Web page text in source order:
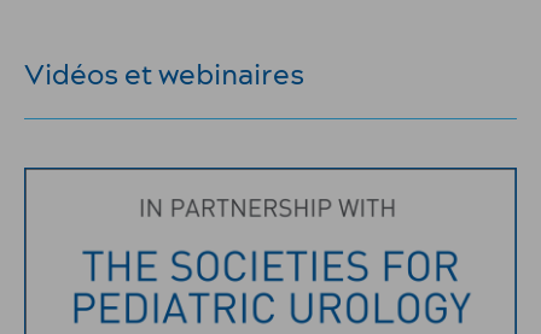
Vidéos et webinaires